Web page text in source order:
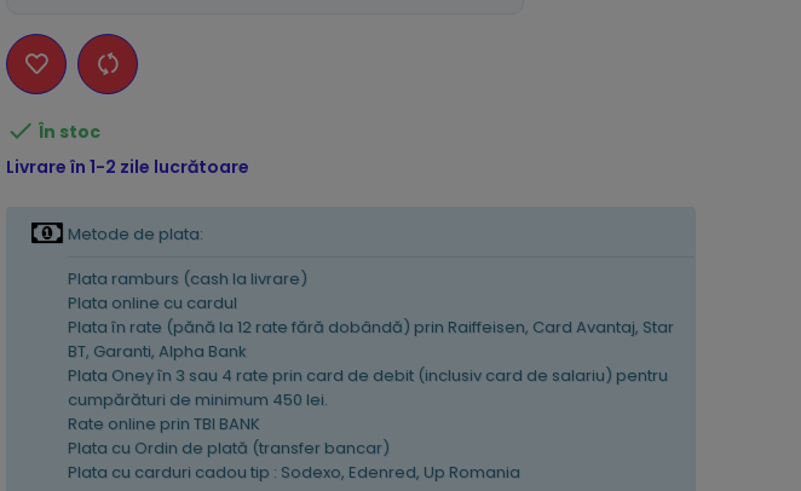
 În stoc
Livrare în 1-2 zile lucrătoare
Metode de plata:
Plata ramburs (cash la livrare)
Plata online cu cardul
Plata în rate (pănă la 12 rate fără dobândă) prin Raiffeisen, Card Avantaj, Star
BT, Garanti, Alpha Bank
Plata Oney în 3 sau 4 rate prin card de debit (inclusiv card de salariu) pentru
cumpărături de minimum 450 lei.
Rate online prin TBI BANK
Plata cu Ordin de plată (transfer bancar)
Plata cu carduri cadou tip : Sodexo, Edenred, Up Romania